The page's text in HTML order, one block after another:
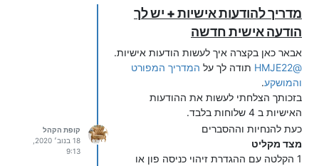
מדריך להודעות אישיות + יש לך
הודעה אישית חדשה
אבאר כאן בקצרה איך לעשות הודעות אישיות.
@
HMJE22 תודה לך על המדריך המפורט
והמושקע.
בזכותך הצלחתי לעשות את ההודעות
האישיות ב 4 שלוחות בלבד.
כעת להנחיות וההסברים
מצד מקליט
1 הקלטה עם ההגדרת זיהוי כניסה פון או
קופת הקהל
9:13